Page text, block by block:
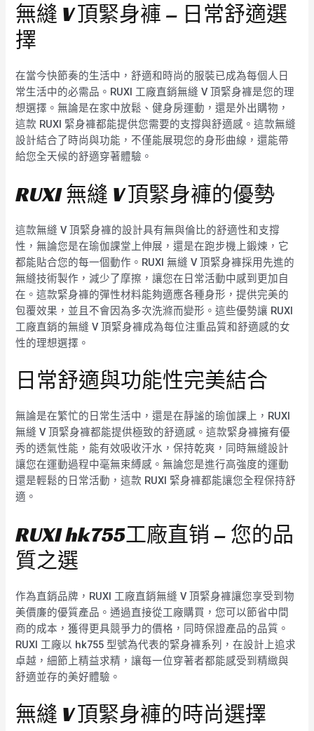
無縫 V 頂緊身褲 – 日常舒適選
擇
在當今快節奏的生活中，舒適和時尚的服裝已成為每個人日
常生活中的必需品。RUXI 工廠直銷無縫 V 頂緊身褲是您的理
想選擇。無論是在家中放鬆、健身房運動，還是外出購物，
這款 RUXI 緊身褲都能提供您需要的支撐與舒適感。這款無縫
設計結合了時尚與功能，不僅能展現您的身形曲線，還能帶
給您全天候的舒適穿著體驗。
RUXI 無縫 V 頂緊身褲的優勢
這款無縫 V 頂緊身褲的設計具有無與倫比的舒適性和支撐
性，無論您是在瑜伽課堂上伸展，還是在跑步機上鍛煉，它
都能貼合您的每一個動作。RUXI 無縫 V 頂緊身褲採用先進的
無縫技術製作，減少了摩擦，讓您在日常活動中感到更加自
在。這款緊身褲的彈性材料能夠適應各種身形，提供完美的
包覆效果，並且不會因為多次洗滌而變形。這些優勢讓 RUXI
工廠直銷的無縫 V 頂緊身褲成為每位注重品質和舒適感的女
性的理想選擇。
日常舒適與功能性完美結合
無論是在繁忙的日常生活中，還是在靜謐的瑜伽課上，RUXI
無縫 V 頂緊身褲都能提供極致的舒適感。這款緊身褲擁有優
秀的透氣性能，能有效吸收汗水，保持乾爽，同時無縫設計
讓您在運動過程中毫無束縛感。無論您是進行高強度的運動
還是輕鬆的日常活動，這款 RUXI 緊身褲都能讓您全程保持舒
適。
RUXI hk755工廠直销 – 您的品
質之選
作為直銷品牌，RUXI 工廠直銷無縫 V 頂緊身褲讓您享受到物
美價廉的優質產品。通過直接從工廠購買，您可以節省中間
商的成本，獲得更具競爭力的價格，同時保證產品的品質。
RUXI 工廠以 hk755 型號為代表的緊身褲系列，在設計上追求
卓越，細節上精益求精，讓每一位穿著者都能感受到精緻與
舒適並存的美好體驗。
無縫 V 頂緊身褲的時尚選擇